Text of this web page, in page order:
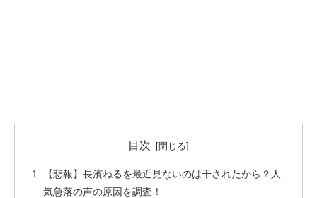
目次
【悲報】長濱ねるを最近見ないのは干されたから？人
気急落の声の原因を調査！